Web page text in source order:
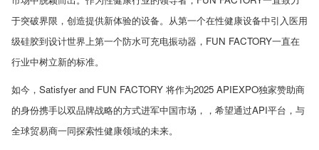
于突破界限，创造提供新体验的设备。从第一个在性健康设备中引入医用
级硅胶到设计世界上第一个防水可充电振动器， FUN FACTORY一直在
行业中树立新的标准。
如今， Satisfyer and FUN FACTORY 将作为2025 APIEXPO独家赞助商
的身份携手以双品牌战略的方式进军中国市场，，希望通过API平台，与
全球贸易商一同探索性健康领域的未来。